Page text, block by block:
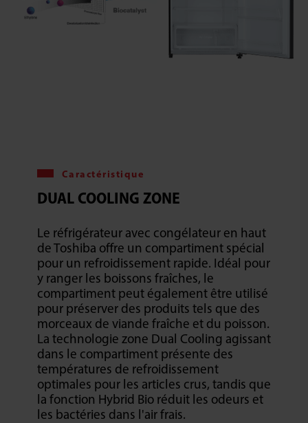
Caractéristique
DUAL COOLING ZONE
Le réfrigérateur avec congélateur en haut
de Toshiba offre un compartiment spécial
pour un refroidissement rapide. Idéal pour
y ranger les boissons fraîches, le
compartiment peut également être utilisé
pour préserver des produits tels que des
morceaux de viande fraîche et du poisson.
La technologie zone Dual Cooling agissant
dans le compartiment présente des
températures de refroidissement
optimales pour les articles crus, tandis que
la fonction Hybrid Bio réduit les odeurs et
les bactéries dans l'air frais.